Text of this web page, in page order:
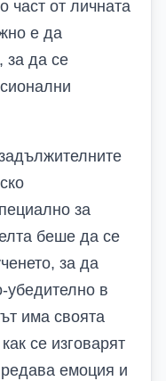
част от личната
е да
за да се
за
беше да се
за да
в
има своята
се изговарят
емоция и